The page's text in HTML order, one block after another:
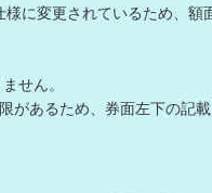
変更されているため、額
せん。
あるため、券面左下の記載